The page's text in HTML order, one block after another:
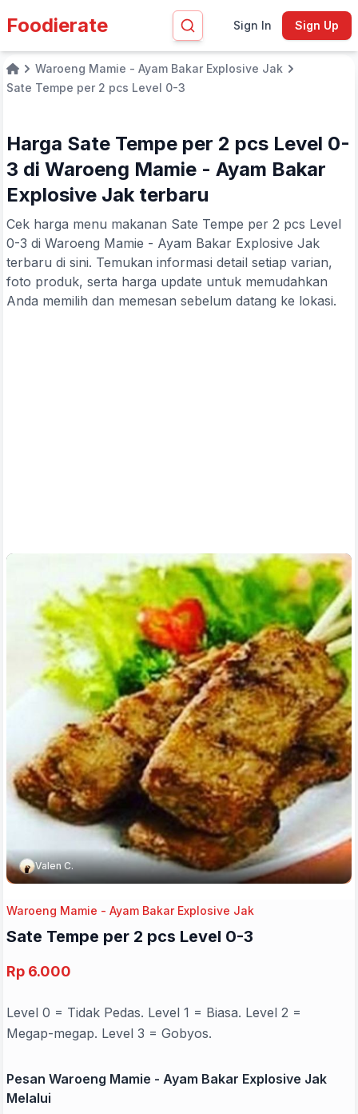
Foodierate Sign In Sign Up
HomeWaroeng Mamie - Ayam Bakar Explosive Jak
Sate Tempe per 2 pcs Level 0-3
Harga Sate Tempe per 2 pcs Level 0-
3 di Waroeng Mamie - Ayam Bakar
Explosive Jak terbaru
Cek harga menu makanan Sate Tempe per 2 pcs Level
0-3 di Waroeng Mamie - Ayam Bakar Explosive Jak
terbaru di sini. Temukan informasi detail setiap varian,
foto produk, serta harga update untuk memudahkan
Anda memilih dan memesan sebelum datang ke lokasi.
Valen C.
Waroeng Mamie - Ayam Bakar Explosive Jak
Sate Tempe per 2 pcs Level 0-3
Rp 6.000
Level 0 = Tidak Pedas. Level 1 = Biasa. Level 2 =
Megap-megap. Level 3 = Gobyos.
Pesan Waroeng Mamie - Ayam Bakar Explosive Jak
Melalui